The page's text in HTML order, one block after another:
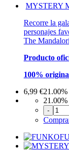
MYSTERY
Recorre la
personajes
The
Producto
100%
6,99 €21.00%
21.00%
-